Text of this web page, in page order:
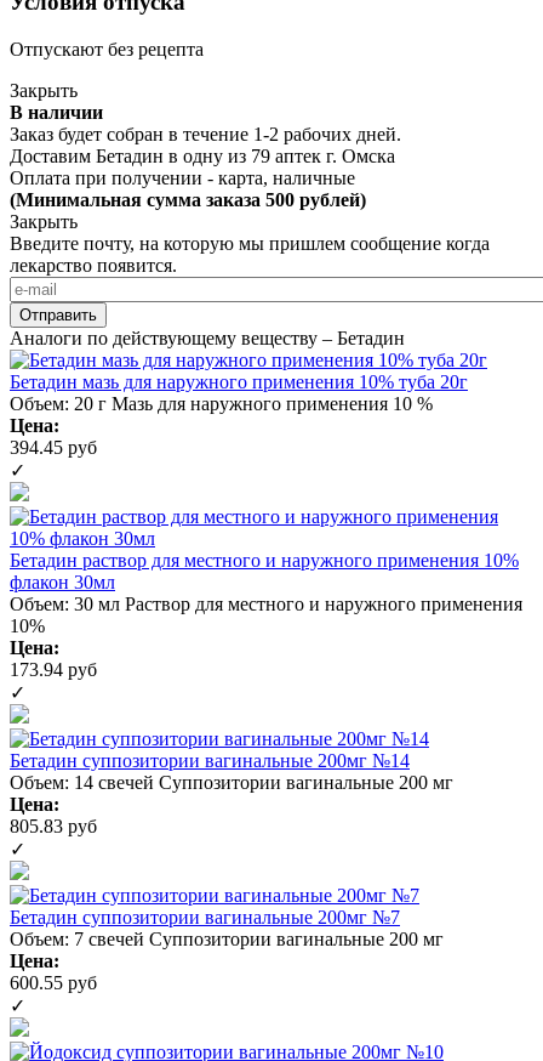
Отпускают без рецепта
Закрыть
В наличии
Заказ будет собран в течение 1-2 рабочих дней.
Доставим Бетадин в одну из 79 аптек г. Омска
Оплата при получении - карта, наличные
(Минимальная сумма заказа 500 рублей)
Закрыть
Введите почту, на которую мы пришлем сообщение когда
лекарство появится.
Аналоги по действующему веществу – Бетадин
Бетадин мазь для наружного применения 10% туба 20г
Объем: 20 г Мазь для наружного применения 10 %
Цена:
394.45 руб
✓
Бетадин раствор для местного и наружного применения 10%
флакон 30мл
Объем: 30 мл Раствор для местного и наружного применения
10%
Цена:
173.94 руб
✓
Бетадин суппозитории вагинальные 200мг №14
Объем: 14 свечей Суппозитории вагинальные 200 мг
Цена:
805.83 руб
✓
Бетадин суппозитории вагинальные 200мг №7
Объем: 7 свечей Суппозитории вагинальные 200 мг
Цена:
600.55 руб
✓